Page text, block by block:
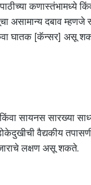
कणास्तंभामध्ये
असामान्य दबाव म्हणजे
घातक [कॅन्सर] असू
सायनस सारख्या
वैद्यकीय
लक्षण असू शकते.